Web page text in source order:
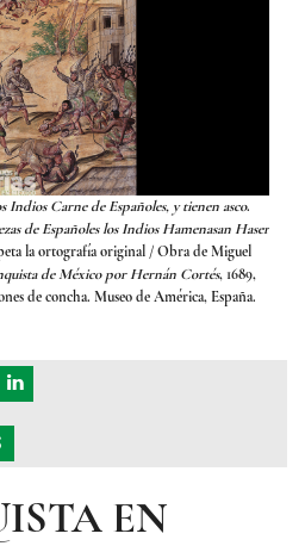
Indios Carne de Españoles, y tienen asco.
de Españoles los Indios Hamenasan Haser
la ortografía original / Obra de Miguel
de México por Hernán Cortés, 1689,
de concha. Museo de América, España.
EN